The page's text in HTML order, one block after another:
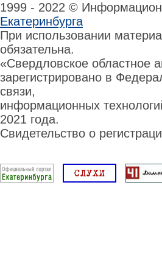
1999 - 2022 ©
Екатеринбурга
При использовании
обязательна.
«Свердловское областное
зарегистрировано в
связи,
информационных
2021 года.
Свидетельство о